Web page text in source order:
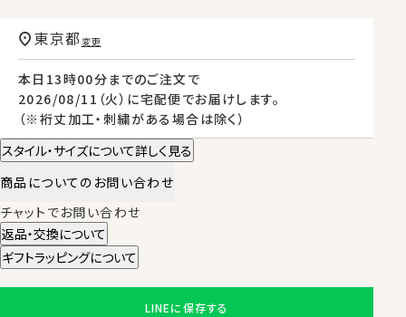
本日 13時00分までのご注文で
2026/08/11（火） に宅配便 でお届けします。
（※裄丈加工・刺繍がある場合は除く）
東京都変更
スタイル・サイズについて詳しく見る
商品についてのお問い合わせ
チャットでお問い合わせ
返品・交換について
ギフトラッピングについて
LINEに保存する